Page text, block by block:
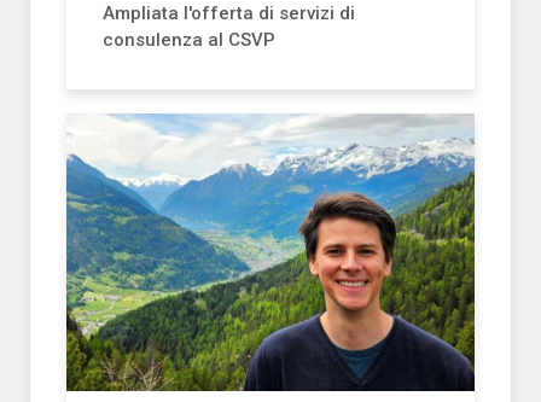
Ampliata l'offerta di servizi di
consulenza al CSVP